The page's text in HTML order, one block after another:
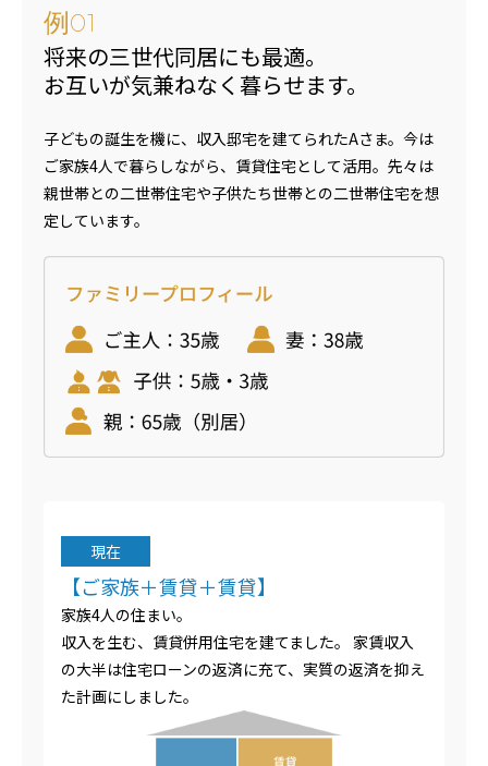
例01
将来の三世代同居にも最適。
お互いが気兼ねなく暮らせます。
子どもの誕生を機に、収入邸宅を建てられたAさま。今は
ご家族4人で暮らしながら、賃貸住宅として活用。先々は
親世帯との二世帯住宅や子供たち世帯との二世帯住宅を想
定しています。
現在
【ご家族＋賃貸＋賃貸】
家族4人の住まい。
収入を生む、賃貸併用住宅を建てました。 家賃収入
の大半は住宅ローンの返済に充て、実質の返済を抑え
た計画にしました。